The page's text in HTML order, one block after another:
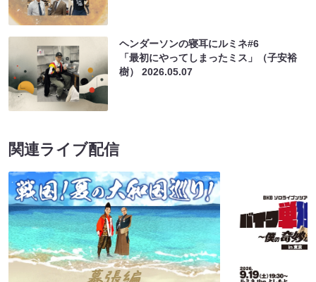
ヘンダーソンの寝耳にルミネ#6
「最初にやってしまったミス」（子安裕
樹）2026.05.07
関連ライブ配信